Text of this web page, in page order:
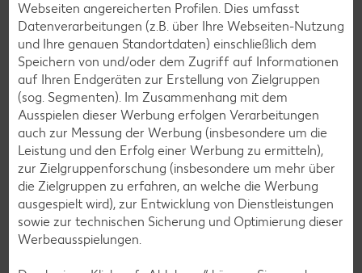
Deine Zufriedenheit ist für uns die oberste Priorität. Unser
Kundenversprechen und die Services, die wir anbieten,
siehst du hier auf einen Blick. Verpasse jetzt auch keine
Angebote und Aktionen mehr und lasse dich per
Newsletter oder unsere Messenger-Services immer
topaktuell über Neuigkeiten informieren.
Webseiten angereicherten Profilen. Dies umfasst
Datenverarbeitungen (z.B. über Ihre Webseiten-Nutzung
und Ihre genauen Standortdaten) einschließlich dem
Speichern von und/oder dem Zugriff auf Informationen
auf Ihren Endgeräten zur Erstellung von Zielgruppen
(sog. Segmenten). Im Zusammenhang mit dem
Ausspielen dieser Werbung erfolgen Verarbeitungen
auch zur Messung der Werbung (insbesondere um die
Leistung und den Erfolg einer Werbung zu ermitteln),
zur Zielgruppenforschung (insbesondere um mehr über
die Zielgruppen zu erfahren, an welche die Werbung
ausgespielt wird), zur Entwicklung von Dienstleistungen
sowie zur technischen Sicherung und Optimierung dieser
Werbeausspielungen.